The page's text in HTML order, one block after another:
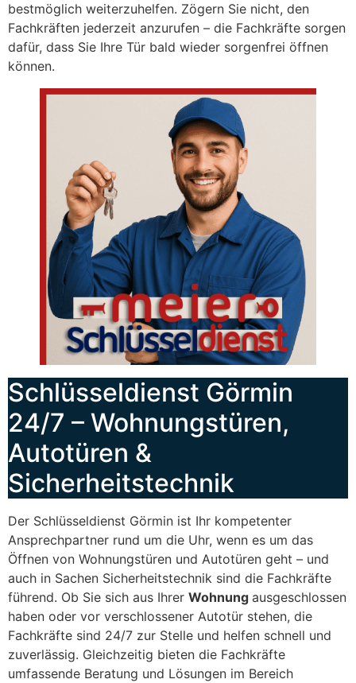
bestmöglich weiterzuhelfen. Zögern Sie nicht, den
Fachkräften jederzeit anzurufen – die Fachkräfte sorgen
dafür, dass Sie Ihre Tür bald wieder sorgenfrei öffnen
können.
Schlüsseldienst Görmin
24/7 – Wohnungstüren,
Autotüren &
Sicherheitstechnik
Der Schlüsseldienst Görmin ist Ihr kompetenter
Ansprechpartner rund um die Uhr, wenn es um das
Öffnen von Wohnungstüren und Autotüren geht – und
auch in Sachen Sicherheitstechnik sind die Fachkräfte
führend. Ob Sie sich aus Ihrer Wohnung ausgeschlossen
haben oder vor verschlossener Autotür stehen, die
Fachkräfte sind 24/7 zur Stelle und helfen schnell und
zuverlässig. Gleichzeitig bieten die Fachkräfte
umfassende Beratung und Lösungen im Bereich